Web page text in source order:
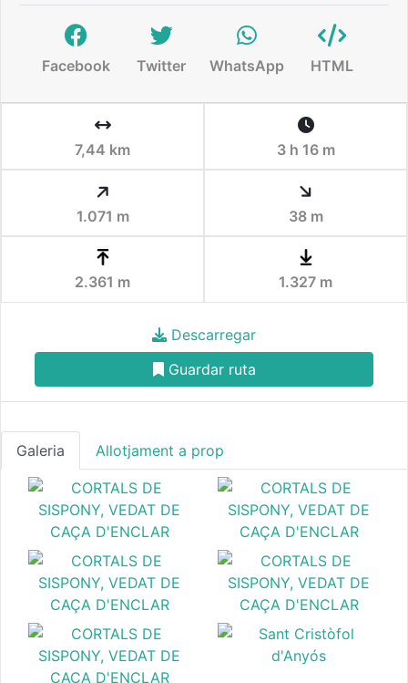
Facebook Twitter WhatsApp HTML
7,44 km 3 h 16 m
1.071 m 38 m
2.361 m 1.327 m
Descarregar
Guardar ruta
Galeria Allotjament a prop